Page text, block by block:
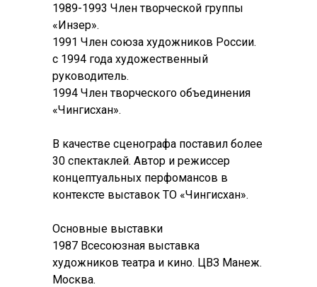
1989-1993 Член творческой группы
«Инзер».
1991 Член союза художников России.
с 1994 года художественный
руководитель.
1994 Член творческого объединения
«Чингисхан».
В качестве сценографа поставил более
30 спектаклей. Автор и режиссер
концептуальных перфомансов в
контексте выставок ТО «Чингисхан».
Основные выставки
1987 Всесоюзная выставка
художников театра и кино. ЦВЗ Манеж.
Москва.